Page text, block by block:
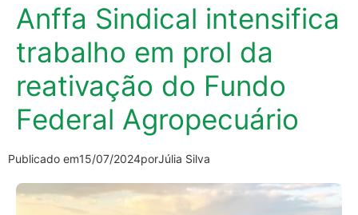
Anffa Sindical intensifica
trabalho em prol da
reativação do Fundo
Federal Agropecuário
Publicado em15/07/2024porJúlia Silva